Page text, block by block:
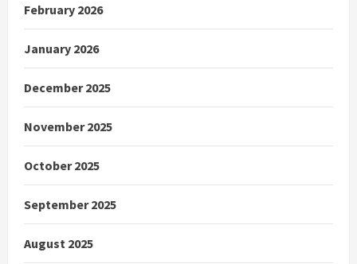
February 2026
January 2026
December 2025
November 2025
October 2025
September 2025
August 2025